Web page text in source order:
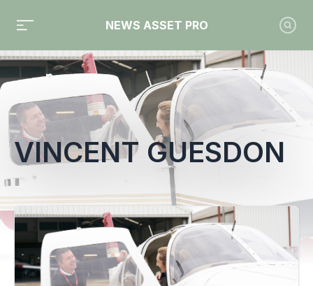
NEWS ASSET PRO
Toute l'actualité sur le tag "Vincent Guesdon"
VINCENT GUESDON